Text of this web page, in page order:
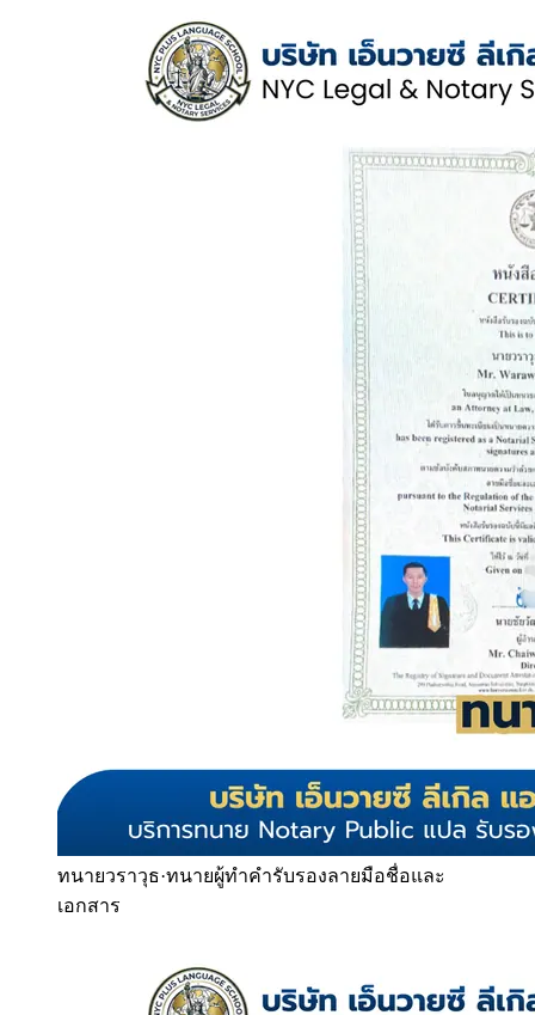
ทนายวราวุธ·ทนายผู้ทำคำรับรองลายมือชื่อและ
เอกสาร